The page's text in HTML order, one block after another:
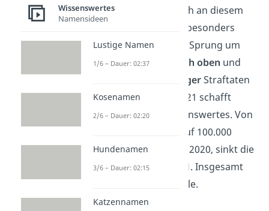
Kriminalität ist auch an diesem
Ort Deutschlands besonders
niedrig: Mit einem Sprung um
ganze 4 Plätze nach oben und
16,5 Prozent wenigerStraftaten
im Vergleich zu 2021 schafft
Stuttgart bemerkenswertes. Von
7.978 Verstößen auf 100.000
Einwohner im Jahr 2020, sinkt die
Zahl 2021 auf
6.731. Insgesamt
sind das 42.428 Fälle.
Wissenswertes
Namensideen
Lustige Namen
1/6 – Dauer: 02:37
Kosenamen
2/6 – Dauer: 02:20
Hundenamen
3/6 – Dauer: 02:15
Katzennamen